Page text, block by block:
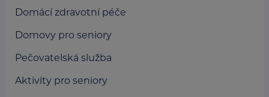
Domácí zdravotní péče
Domovy pro seniory
Pečovatelská služba
Aktivity pro seniory